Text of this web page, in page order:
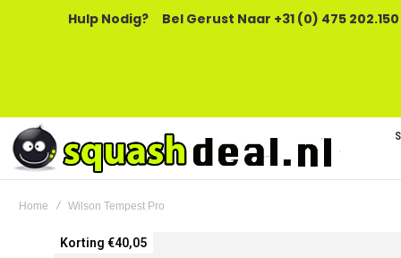
Hulp Nodig? Bel Gerust Naar +31 (0) 475
Home Wilson Tempest Pro
Ga
Korting €40,05